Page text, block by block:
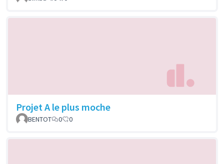
Projet A le plus moche
BENTOT 0 0